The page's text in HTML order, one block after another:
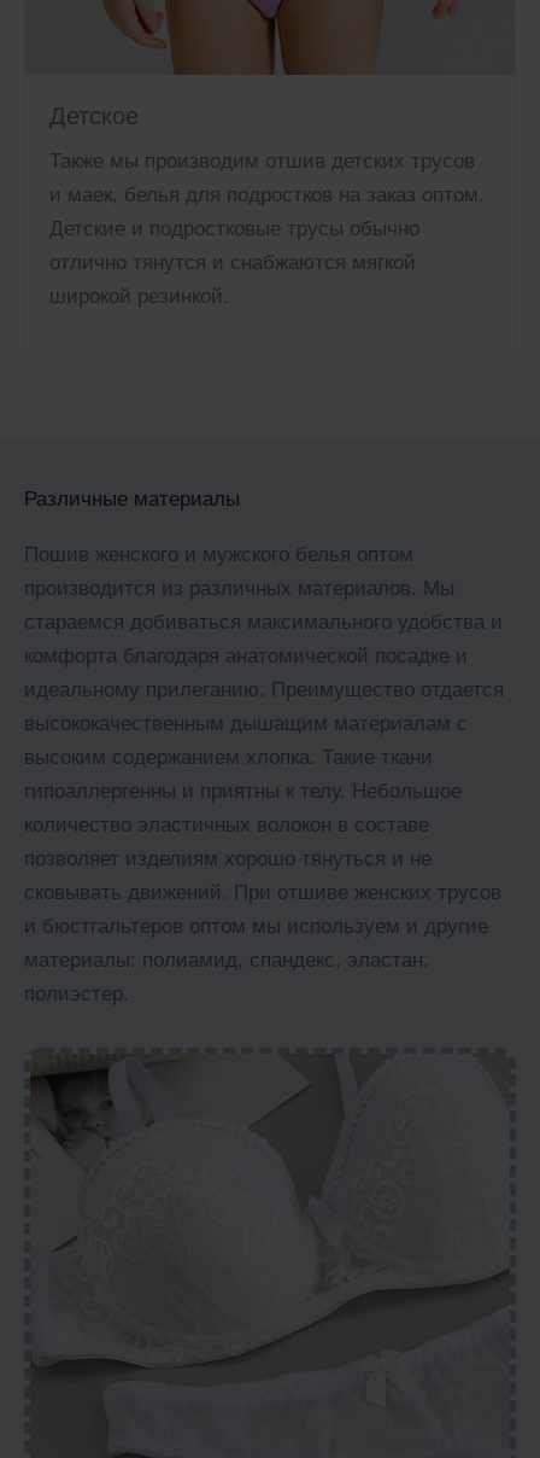
Детское
Также мы производим отшив детских трусов
и маек, белья для подростков на заказ оптом.
Детские и подростковые трусы обычно
отлично тянутся и снабжаются мягкой
широкой резинкой.
Различные материалы
Пошив женского и мужского белья оптом
производится из различных материалов. Мы
стараемся добиваться максимального удобства и
комфорта благодаря анатомической посадке и
идеальному прилеганию. Преимущество отдается
высококачественным дышащим материалам с
высоким содержанием хлопка. Такие ткани
гипоаллергенны и приятны к телу. Небольшое
количество эластичных волокон в составе
позволяет изделиям хорошо тянуться и не
сковывать движений. При отшиве женских трусов
и бюстгальтеров оптом мы используем и другие
материалы: полиамид, спандекс, эластан,
полиэстер.